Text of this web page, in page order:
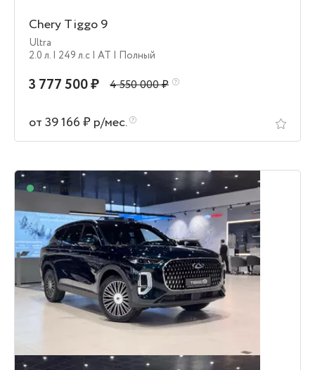
Chery Tiggo 9
Ultra
2.0 л. | 249 л.c | AT | Полный
3 777 500 ₽ 4 550 000 ₽
от 39 166 ₽ р/мес.
В наличии